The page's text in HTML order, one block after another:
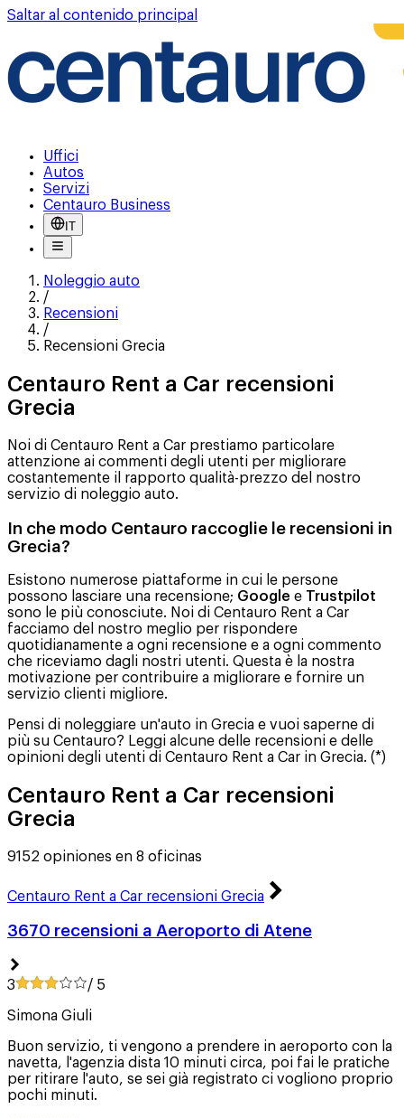
Saltar al contenido principal
Uffici
Autos
Servizi
Centauro Business
IT
Noleggio auto
/
Recensioni
/
Recensioni Grecia
Centauro Rent a Car recensioni
Grecia
Noi di Centauro Rent a Car prestiamo particolare
attenzione ai commenti degli utenti per migliorare
costantemente il rapporto qualità-prezzo del nostro
servizio di noleggio auto.
In che modo Centauro raccoglie le recensioni in
Grecia?
Esistono numerose piattaforme in cui le persone
possono lasciare una recensione; Google e Trustpilot
sono le più conosciute. Noi di Centauro Rent a Car
facciamo del nostro meglio per rispondere
quotidianamente a ogni recensione e a ogni commento
che riceviamo dagli nostri utenti. Questa è la nostra
motivazione per contribuire a migliorare e fornire un
servizio clienti migliore.
Pensi di noleggiare un'auto in Grecia e vuoi saperne di
più su Centauro? Leggi alcune delle recensioni e delle
opinioni degli utenti di Centauro Rent a Car in Grecia. (*)
Centauro Rent a Car recensioni
Grecia
9152 opiniones en 8 oficinas
Centauro Rent a Car recensioni Grecia
3670 recensioni a Aeroporto di Atene
3 / 5
Simona Giuli
Buon servizio, ti vengono a prendere in aeroporto con la
navetta, l'agenzia dista 10 minuti circa, poi fai le pratiche
per ritirare l'auto, se sei già registrato ci vogliono proprio
pochi minuti.